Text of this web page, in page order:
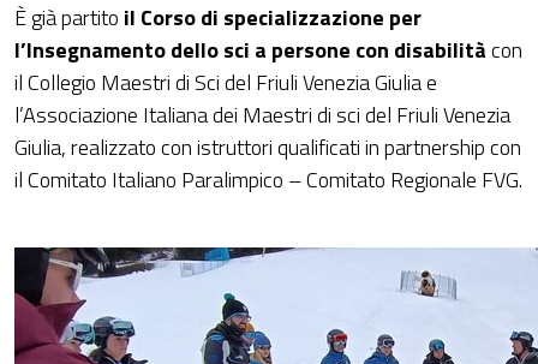
È già partito il Corso di specializzazione per
l’Insegnamento dello sci a persone con disabilitàcon
il Collegio Maestri di Sci del Friuli Venezia Giulia e
l’Associazione Italiana dei Maestri di sci del Friuli Venezia
Giulia, realizzato con istruttori qualificati in partnership con
il Comitato Italiano Paralimpico – Comitato Regionale FVG.